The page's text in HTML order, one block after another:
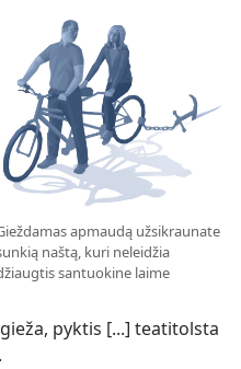
apmaudą užsikraunate
naštą, kuri neleidžia
santuokine laime
pyktis [...] teatitolsta